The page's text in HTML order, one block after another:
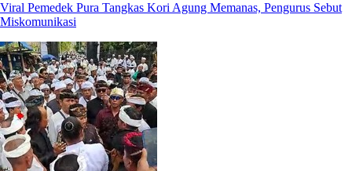
Viral Pemedek Pura Tangkas Kori Agung Memanas, Pengurus Sebut
Miskomunikasi